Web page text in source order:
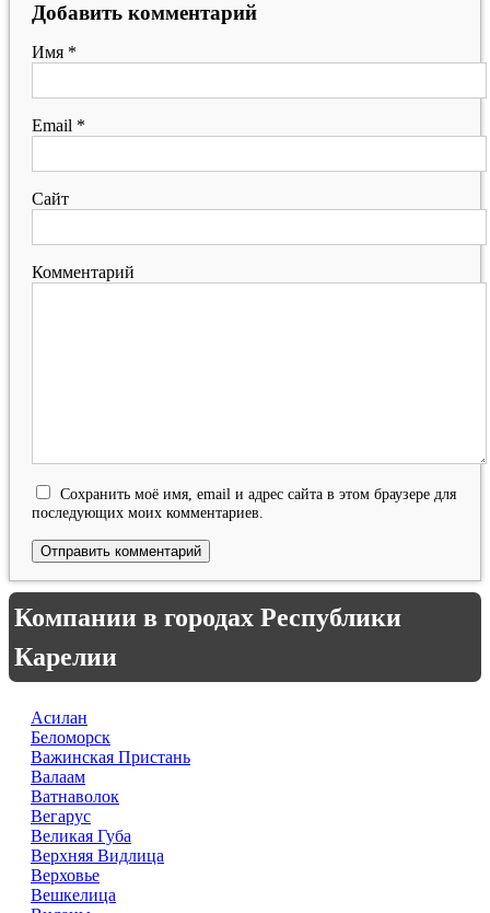
Добавить комментарий
Имя *
Email *
Сайт
Комментарий
Сохранить моё имя, email и адрес сайта в этом браузере для
последующих моих комментариев.
Компании в городах Республики
Карелии
Асилан
Беломорск
Важинская Пристань
Валаам
Ватнаволок
Вегарус
Великая Губа
Верхняя Видлица
Верховье
Вешкелица